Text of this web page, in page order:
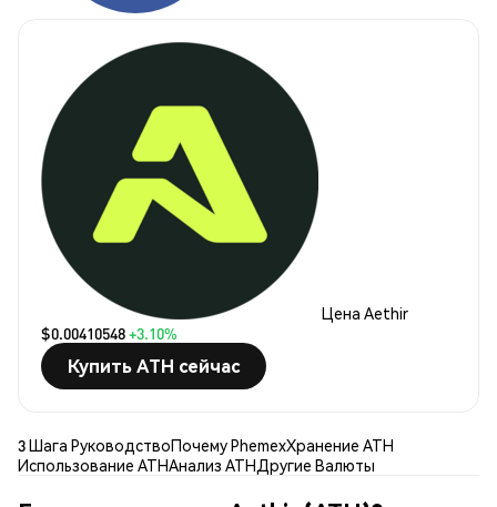
Цена Aethir
$0.00410548+3.10%
Купить ATH сейчас
3 Шага РуководствоПочему PhemexХранение ATH
Использование ATHАнализ ATHДругие Валюты